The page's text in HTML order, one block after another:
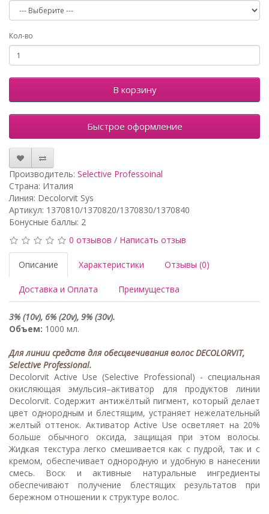
Кол-во
В корзину
Быстрое оформление
Производитель: Selective Professoinal
Страна: Италия
Линия: Decolorvit Sys
Артикул: 1370810/1370820/1370830/1370840
Бонусные баллы: 2
0 отзывов / Написать отзыв
Описание Характеристики Отзывы (0)
Доставка и Оплата Преимущества
3% (10v), 6% (20v), 9% (30v).
Объем: 1000 мл.
Для линии средств для обесцвечивания волос DECOLORVIT,
Selective Professional.
Decolorvit Active Use (Selective Professional) - специальная
окисляющая эмульсия–активатор для продуктов линии
Decolorvit. Содержит антижёлтый пигмент, который делает
цвет однородным и блестящим, устраняет нежелательный
желтый оттенок. Активатор Active Use осветляет на 20%
больше обычного оксида, защищая при этом волосы.
Жидкая текстура легко смешивается как с пудрой, так и с
кремом, обеспечивает однородную и удобную в нанесении
смесь. Воск и активные натуральные ингредиенты
обеспечивают получение блестящих результатов при
бережном отношении к структуре волос.